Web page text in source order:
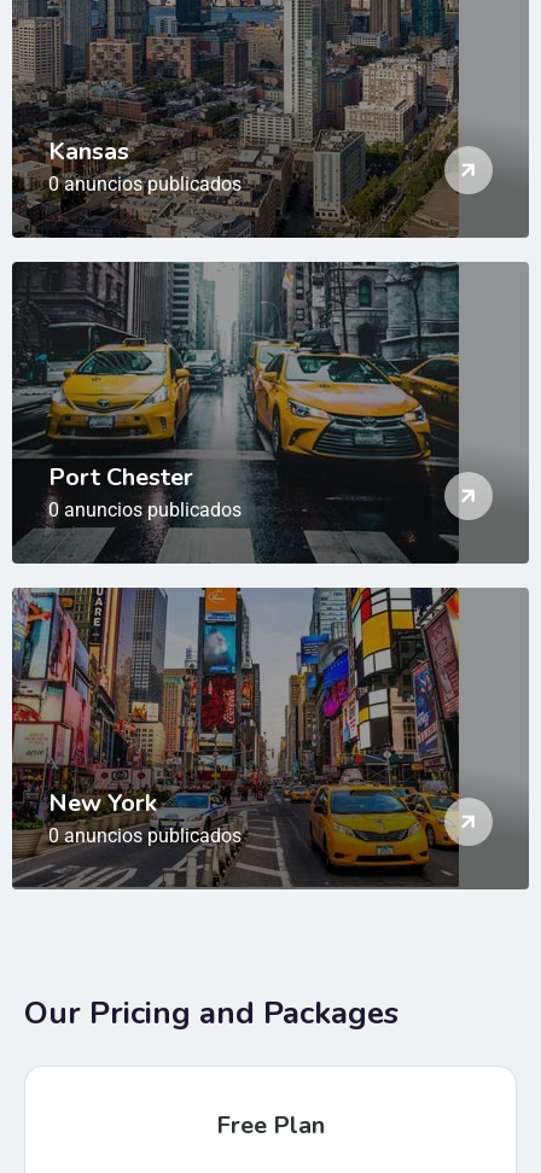
Kansas
0 anuncios publicados
Port Chester
0 anuncios publicados
New York
0 anuncios publicados
Our Pricing and Packages
Free Plan